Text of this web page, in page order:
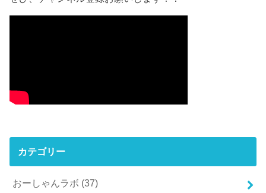
カテゴリー
おーしゃんラボ (37)